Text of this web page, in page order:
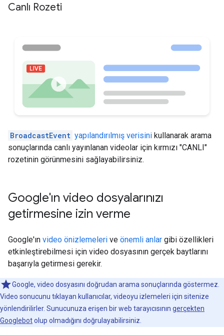
Canlı Rozeti
BroadcastEvent yapılandırılmış verisini kullanarak arama
sonuçlarında canlı yayınlanan videolar için kırmızı "CANLI"
rozetinin görünmesini sağlayabilirsiniz.
Google'ın video dosyalarınızı
getirmesine izin verme
Google'ın video önizlemeleri ve önemli anlar gibi özellikleri
etkinleştirebilmesi için video dosyasının gerçek baytlarını
başarıyla getirmesi gerekir.
Google, video dosyasını doğrudan arama sonuçlarında göstermez.
Video sonucunu tıklayan kullanıcılar, videoyu izlemeleri için sitenize
yönlendirilirler. Sunucunuza erişen bir web tarayıcısının gerçekten
Googlebotolup olmadığını doğrulayabilirsiniz.